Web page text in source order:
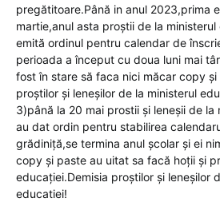
pregătitoare.Până in anul 2023,prima
martie,anul asta proștii de la
emită ordinul pentru calendar de
perioada a început cu doua luni mai
fost în stare să faca nici măcar copy
proștilor și leneșilor de la ministerul
3)până la 20 mai prostii și leneșii de la
au dat ordin pentru stabilirea
grădiniță,se termina anul școlar și ei
copy și paste au uitat sa facă hoții și
educației.Demisia proștilor și leneșilor
educatiei!